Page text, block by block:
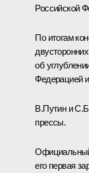
Российской
По итогам
об
Федерацией
В.Путин и
прессы.
его первая